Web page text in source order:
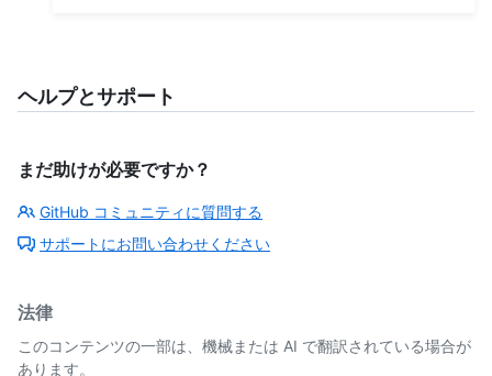
ヘルプとサポート
まだ助けが必要ですか？
GitHub コミュニティに質問する
サポートにお問い合わせください
法律
このコンテンツの一部は、機械または AI で翻訳されている場合が
あります。